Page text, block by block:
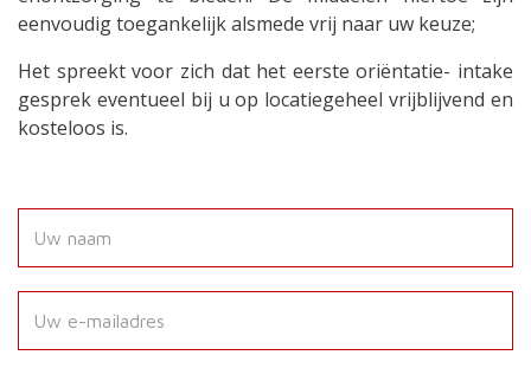
eenvoudig toegankelijk alsmede vrij naar uw keuze;
Het spreekt voor zich dat het eerste oriëntatie- intake
gesprek eventueel bij u op locatiegeheel vrijblijvend en
kosteloos is.